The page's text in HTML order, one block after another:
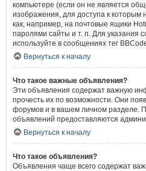
компьютере (если он не является
изображения, для доступа к которым
как, например, на почтовые ящики
паролями сайты и т. п. Для указания
используйте в сообщениях тег
Вернуться к началу
Что такое важные объявления?
Эти объявления содержат важную
прочесть их по возможности. Они
форумов и в вашем личном разделе.
объявлений предоставляются
Вернуться к началу
Что такое объявления?
Объявления чаще всего содержат